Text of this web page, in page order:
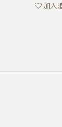
加入